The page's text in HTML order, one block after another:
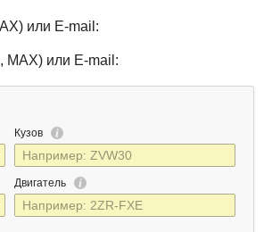
или E-mail:
MAX) или E-mail:
Кузов
Двигатель